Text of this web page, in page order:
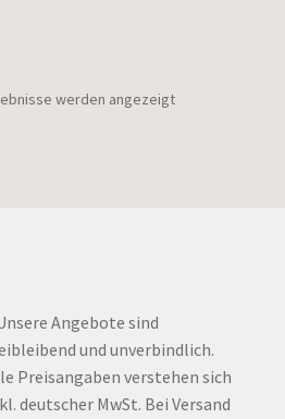
werden angezeigt
Angebote sind
und unverbindlich.
Preisangaben verstehen sich
deutscher MwSt. Bei Versand